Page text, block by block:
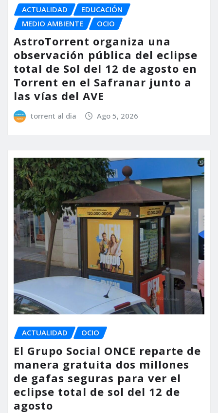
ACTUALIDAD
EDUCACIÓN
MEDIO AMBIENTE
OCIO
AstroTorrent organiza una
observación pública del eclipse
total de Sol del 12 de agosto en
Torrent en el Safranar junto a
las vías del AVE
torrent al dia Ago 5, 2026
ACTUALIDAD OCIO
El Grupo Social ONCE reparte de
manera gratuita dos millones
de gafas seguras para ver el
eclipse total de sol del 12 de
agosto